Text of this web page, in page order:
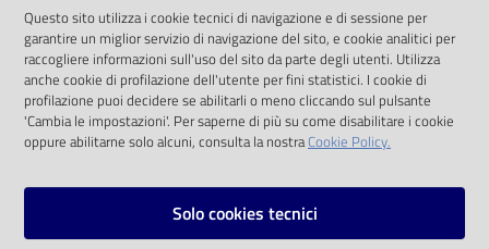
Eventi
Chiedi al
bibliotecario
solo alle condizioni previste dalla direttiva
comunitaria 2003/98/CE e dal d.lgs. 36/2006
SOCIAL
Instagram
Questo sito utilizza i cookie tecnici di navigazione e di sessione per
garantire un miglior servizio di navigazione del sito, e cookie analitici per
raccogliere informazioni sull'uso del sito da parte degli utenti. Utilizza
anche cookie di profilazione dell'utente per fini statistici. I cookie di
profilazione puoi decidere se abilitarli o meno cliccando sul pulsante
'Cambia le impostazioni'. Per saperne di più su come disabilitare i cookie
oppure abilitarne solo alcuni, consulta la nostraCookie Policy.
Solo cookies tecnici